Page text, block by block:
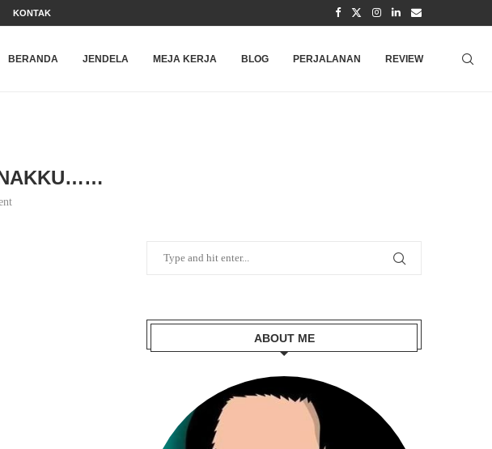
KONTAK
BERANDA JENDELA MEJA KERJA BLOG PERJALANAN REVIEW
ABOUT ME